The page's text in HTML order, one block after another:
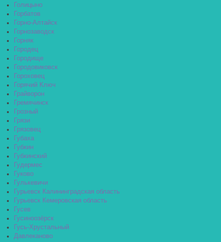
Голицыно
Горбатов
Горно-Алтайск
Горнозаводск
Горняк
Городец
Городище
Городовиковск
Гороховец
Горячий Ключ
Грайворон
Гремячинск
Грозный
Грязи
Грязовец
Губаха
Губкин
Губкинский
Гудермес
Гуково
Гулькевичи
Гурьевск Калининградская область
Гурьевск Кемеровская область
Гусев
Гусиноозёрск
Гусь-Хрустальный
Давлеканово